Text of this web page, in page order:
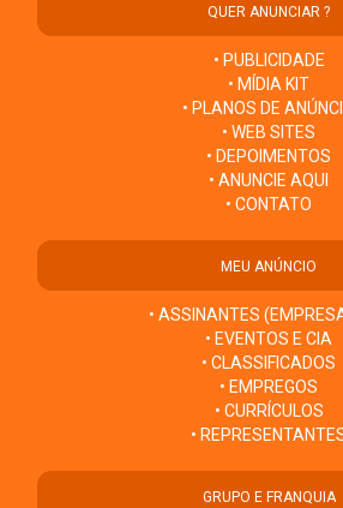
QUER ANUNCIAR ?
• PUBLICIDADE
• MÍDIA KIT
• PLANOS DE
• WEB SITES
• DEPOIMENTOS
• ANUNCIE AQUI
• CONTATO
MEU ANÚNCIO
• ASSINANTES
• EVENTOS E CIA
• CLASSIFICADOS
• EMPREGOS
• CURRÍCULOS
•
GRUPO E FRANQUIA